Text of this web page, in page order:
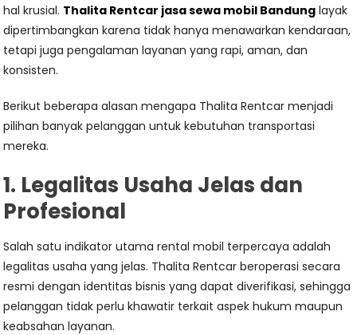
hal krusial. Thalita Rentcar jasa sewa mobil Bandung layak
dipertimbangkan karena tidak hanya menawarkan kendaraan,
tetapi juga pengalaman layanan yang rapi, aman, dan
konsisten.
Berikut beberapa alasan mengapa Thalita Rentcar menjadi
pilihan banyak pelanggan untuk kebutuhan transportasi
mereka.
1. Legalitas Usaha Jelas dan
Profesional
Salah satu indikator utama rental mobil terpercaya adalah
legalitas usaha yang jelas. Thalita Rentcar beroperasi secara
resmi dengan identitas bisnis yang dapat diverifikasi, sehingga
pelanggan tidak perlu khawatir terkait aspek hukum maupun
keabsahan layanan.